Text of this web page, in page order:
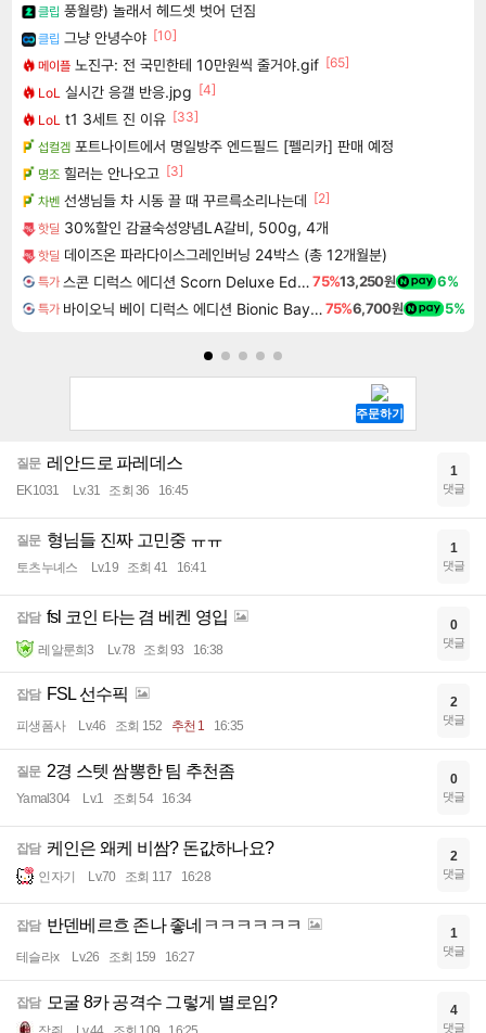
클립 풍월량) 놀래서 헤드셋 벗어 던짐
클립 그냥 안녕수야 [10]
메이플 노진구: 전 국민한테 10만원씩 줄거야.gif [65]
LoL 실시간 응갤 반응.jpg [4]
LoL t1 3세트 진 이유 [33]
섭컬겜 포트나이트에서 명일방주 엔드필드 [펠리카] 판매 예정
명조 힐러는 안나오고 [3]
차벤 선생님들 차 시동 끌 때 꾸르륵소리나는데 [2]
핫딜 30%할인 감귤숙성양념LA갈비, 500g, 4개
핫딜 데이즈온 파라다이스그레인버닝 24박스 (총 12개월분)
특가 스콘 디럭스 에디션 Scorn Deluxe Edition75%13,250원 6%
특가 바이오닉 베이 디럭스 에디션 Bionic Bay Deluxe Edition75%6,700원 5%
질문 레안드로 파레데스
EK1031 Lv.31 조회 36 16:45
1
댓글
질문 형님들 진짜 고민중 ㅠㅠ
토츠누녜스 Lv.19 조회 41 16:41
1
댓글
잡담 fsl 코인 타는 겸 베켄 영입
레알룬희3 Lv.78 조회 93 16:38
0
댓글
잡담 FSL 선수픽
피생폼사 Lv.46 조회 152 추천 1 16:35
2
댓글
질문 2경 스텟 쌈뽕한 팀 추천좀
Yamal304 Lv.1 조회 54 16:34
0
댓글
잡담 케인은 왜케 비쌈? 돈값하나요?
인자기 Lv.70 조회 117 16:28
2
댓글
잡담 반덴베르흐 존나 좋네ㅋㅋㅋㅋㅋㅋ
테슬라x Lv.26 조회 159 16:27
1
댓글
잡담 모굴 8카 공격수 그렇게 별로임? 4
댓글